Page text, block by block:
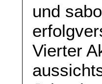
und
Vierter